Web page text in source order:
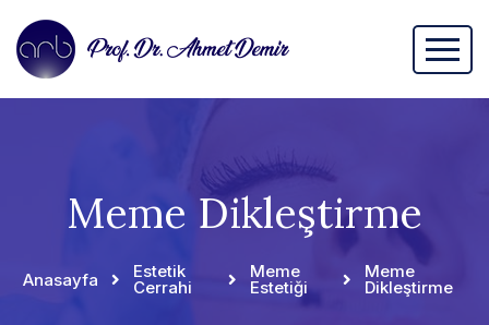
Meme Dikleştirme
Anasayfa Estetik
Cerrahi
Meme
Estetiği
Meme
Dikleştirme